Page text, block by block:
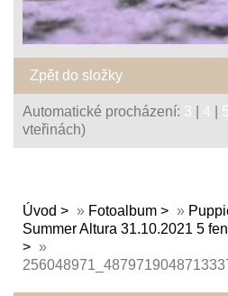
Zpět do složky
Automatické procházení: 3 4 5
vteřinách)
Úvod » Fotoalbum »
Summer Altura 31.10.2021 5
»